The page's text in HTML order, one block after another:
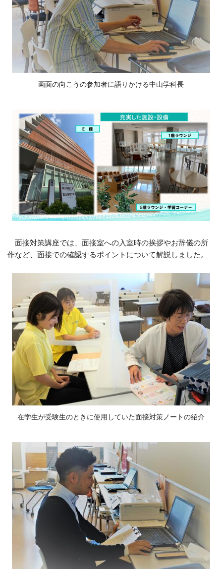
画面の向こうの参加者に語りかける中山学科長
面接対策講座では、面接室への入室時の挨拶やお辞儀の所
作など、面接での確認するポイントについて解説しました。
在学生が受験生のときに使用していた面接対策ノートの紹介